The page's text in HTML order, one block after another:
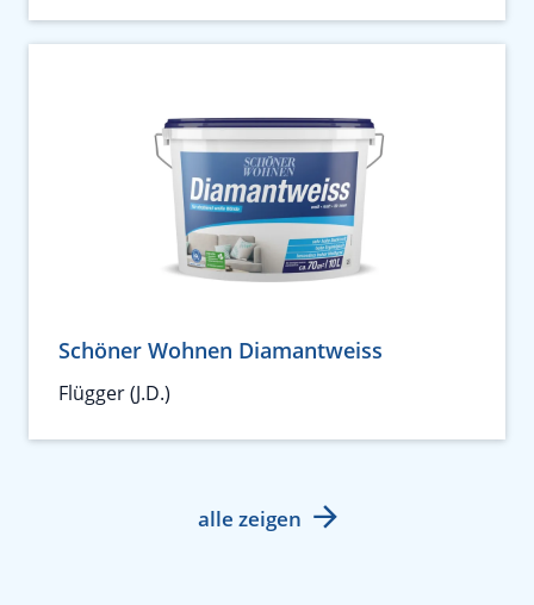
Schöner Wohnen Diamantweiss
Flügger (J.D.)
alle zeigen